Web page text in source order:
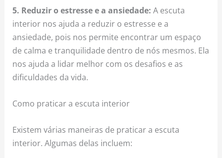
5. Reduzir o estresse e a ansiedade: A escuta
interior nos ajuda a reduzir o estresse e a
ansiedade, pois nos permite encontrar um espaço
de calma e tranquilidade dentro de nós mesmos. Ela
nos ajuda a lidar melhor com os desafios e as
dificuldades da vida.
Como praticar a escuta interior
Existem várias maneiras de praticar a escuta
interior. Algumas delas incluem: